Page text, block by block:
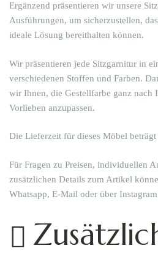
Ergänzend präsentieren wir unsere
Ausführungen, um sicherzustellen,
ideale Lösung bereithalten können.
Wir präsentieren jede Sitzgarnitur in
verschiedenen Stoffen und Farben.
wir Ihnen, die Gestellfarbe ganz nach
Vorlieben anzupassen.
Die Lieferzeit für dieses Möbel
Für Fragen zu Preisen, individuellen
zusätzlichen Details zum Artikel
Whatsapp, E-Mail oder über